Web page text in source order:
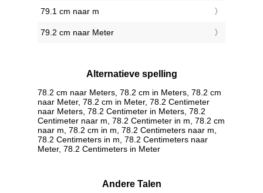
79.1 cm naar m
79.2 cm naar Meter
Alternatieve spelling
78.2 cm naar Meters, 78.2 cm in Meters, 78.2 cm
naar Meter, 78.2 cm in Meter, 78.2 Centimeter
naar Meters, 78.2 Centimeter in Meters, 78.2
Centimeter naar m, 78.2 Centimeter in m, 78.2 cm
naar m, 78.2 cm in m, 78.2 Centimeters naar m,
78.2 Centimeters in m, 78.2 Centimeters naar
Meter, 78.2 Centimeters in Meter
Andere Talen